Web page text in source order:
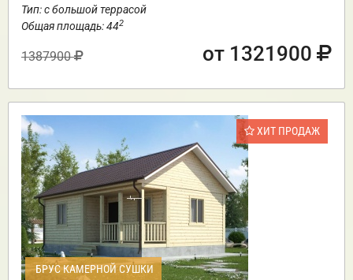
Тип: с большой террасой
Общая площадь: 442
1387900 от 1321900
ХИТ ПРОДАЖ
БРУС КАМЕРНОЙ СУШКИ